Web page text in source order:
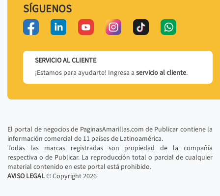
SÍGUENOS
SERVICIO AL CLIENTE
¡Estamos para ayudarte! Ingresa a servicio al cliente.
El portal de negocios de PaginasAmarillas.com de Publicar contiene la
información comercial de 11 países de Latinoamérica.
Todas las marcas registradas son propiedad de la compañía
respectiva o de Publicar. La reproducción total o parcial de cualquier
material contenido en este portal está prohibido.
AVISO LEGAL© Copyright2026